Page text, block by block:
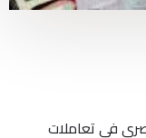
في تعاملات